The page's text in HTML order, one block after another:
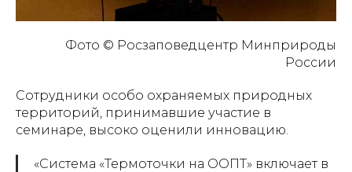
Фото © Росзаповедцентр Минприроды
России
Сотрудники особо охраняемых природных
территорий, принимавшие участие в
семинаре, высоко оценили инновацию.
«Система «Термоточки на ООПТ» включает в